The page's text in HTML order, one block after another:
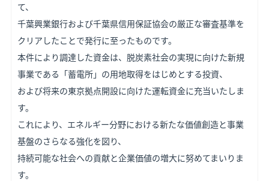
て、
千葉興業銀行および千葉県信用保証協会の厳正な審査基準を
クリアしたことで発行に至ったものです。
本件により調達した資金は、脱炭素社会の実現に向けた新規
事業である「蓄電所」の用地取得をはじめとする投資、
および将来の東京拠点開設に向けた運転資金に充当いたしま
す。
これにより、エネルギー分野における新たな価値創造と事業
基盤のさらなる強化を図り、
持続可能な社会への貢献と企業価値の増大に努めてまいりま
す。